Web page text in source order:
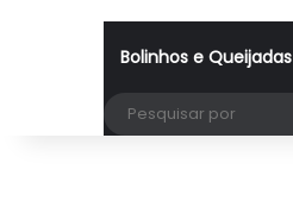
Bolinhos e Queijadas